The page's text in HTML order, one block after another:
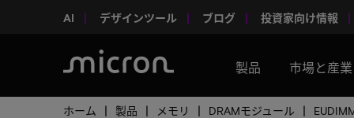
AI デザインツール ブログ 投資家向け情報
製品 市場と産業
ホーム 製品 メモリ DRAMモジュール